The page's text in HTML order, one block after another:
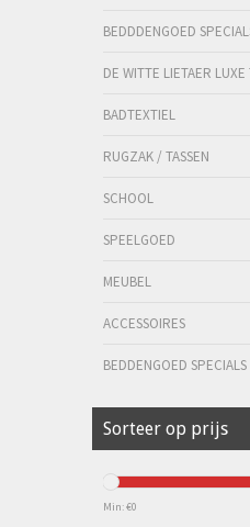
BEDDDENGOED
DE WITTE LIETAER
BADTEXTIEL
RUGZAK / TASSEN
SCHOOL
SPEELGOED
MEUBEL
ACCESSOIRES
BEDDENGOED SPECIALS
Sorteer op prijs
Min: €0